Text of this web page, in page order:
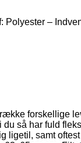
Polyester –
forskellige
så har fuld
ligetil, samt